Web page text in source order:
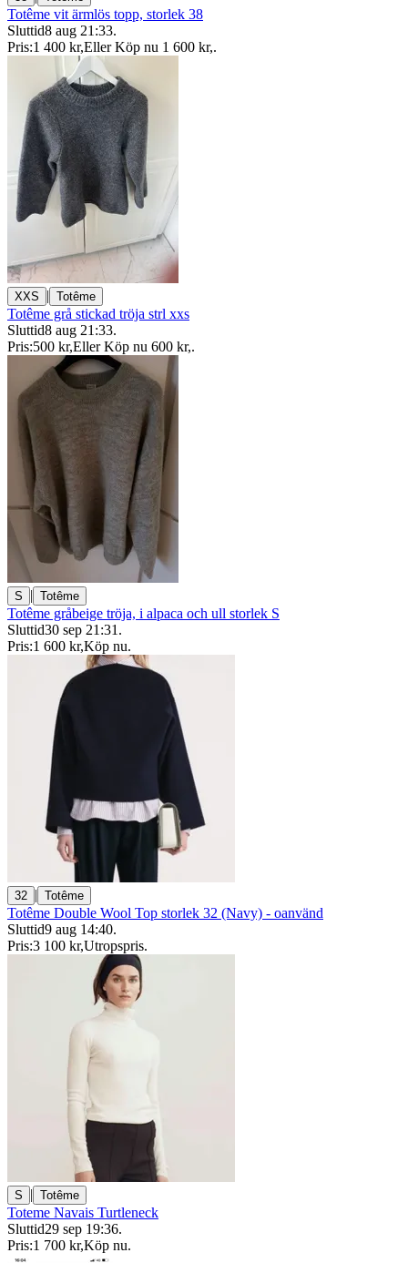
Totême vit ärmlös topp, storlek 38
Sluttid8 aug 21:33.
Pris:1 400 kr,Eller Köp nu 1 600 kr,.
XXS | Totême
Totême grå stickad tröja strl xxs
Sluttid8 aug 21:33.
Pris:500 kr,Eller Köp nu 600 kr,.
S | Totême
Totême gråbeige tröja, i alpaca och ull storlek S
Sluttid30 sep 21:31 .
Pris:1 600 kr,Köp nu.
32 | Totême
Totême Double Wool Top storlek 32 (Navy) - oanvänd
Sluttid9 aug 14:40.
Pris:3 100 kr,Utropspris.
S | Totême
Toteme Navais Turtleneck
Sluttid29 sep 19:36.
Pris:1 700 kr,Köp nu.